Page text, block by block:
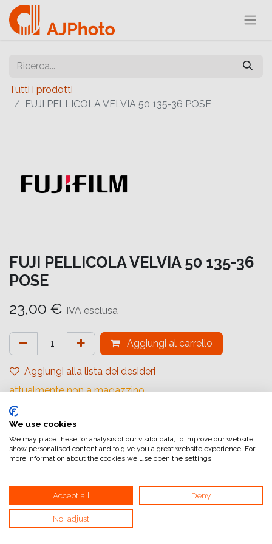
Tutti i prodotti
FUJI PELLICOLA VELVIA 50 135-36 POSE
FUJI PELLICOLA VELVIA 50 135-36
POSE
23,00 € IVA esclusa
Aggiungi al carrello
Aggiungi alla lista dei desideri
attualmente non a magazzino
Riferimento interno:
Collegamenti utili
Home
We use cookies
We may place these for analysis of our visitor data, to improve our website,
show personalised content and to give you a great website experience. For
more information about the cookies we use open the settings.
Accept all Deny
No, adjust